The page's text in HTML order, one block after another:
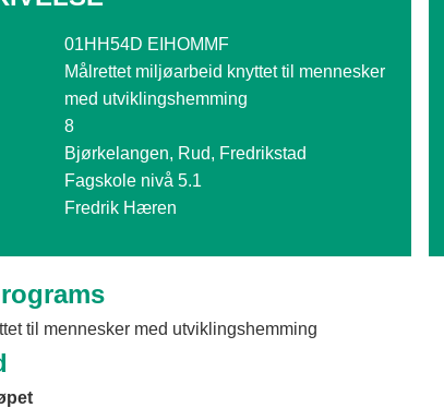
01HH54D EIHOMMF
Målrettet miljøarbeid knyttet til mennesker
med utviklingshemming
8
Bjørkelangen, Rud, Fredrikstad
Fagskole nivå 5.1
Fredrik Hæren
til mennesker med utviklingshemming